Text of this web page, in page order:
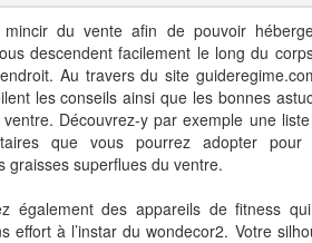
mincir du vente afin de pouvoir
descendent facilement le long du
Au travers du site
les conseils ainsi que les bonnes
Découvrez-y par exemple une
que vous pourrez adopter
graisses superflues du ventre.
également des appareils de fitness
effort à l’instar du wondecor2. Votre